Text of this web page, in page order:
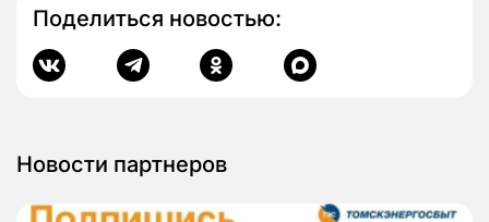
Поделиться новостью:
Новости партнеров